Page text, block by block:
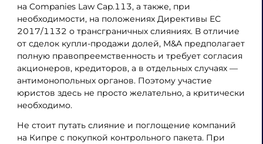
на Companies Law Cap.113, а также, при
необходимости, на положениях Директивы ЕС
2017/1132 о трансграничных слияниях. В отличие
от сделок купли-продажи долей, M&A предполагает
полную правопреемственность и требует согласия
акционеров, кредиторов, а в отдельных случаях —
антимонопольных органов. Поэтому участие
юристов здесь не просто желательно, а критически
необходимо.
Не стоит путать слияние и поглощение компаний
на Кипре с покупкой контрольного пакета. При